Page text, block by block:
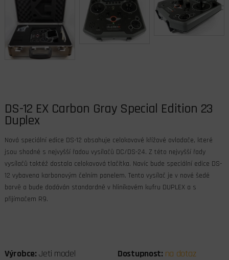
DS-12 EX Carbon Gray Special Edition 23
Duplex
Nová speciální edice DS-12 obsahuje celokovové křížové ovladače, které
jsou shodné s nejvyšší řadou vysílačů DC/DS-24. Z této nejvyšší řady
vysílačů taktéž dostala celokovová tlačítka. Navíc bude speciální edice DS-
12 vybavena karbonovým čelním panelem. Tento vysílač je v nové šedé
barvě a bude dodáván standardně v hliníkovém kufru DUPLEX a s
přijímačem R9.
Výrobce: Jeti model Dostupnost: na dotaz